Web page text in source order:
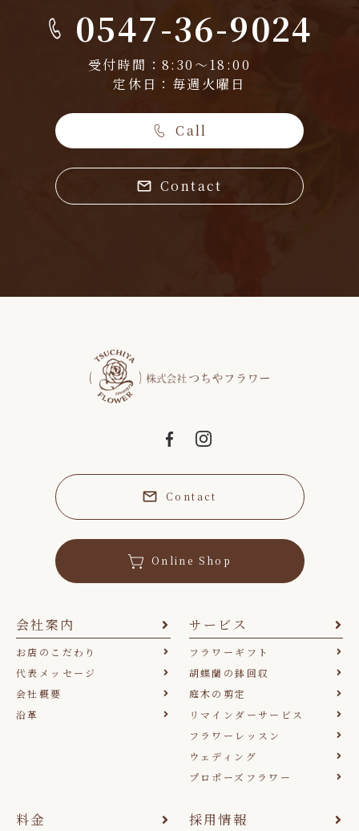
0547-36-9024
受付時間：8:30～18:00
定休日：毎週火曜日
Call
Contact
Contact
Online Shop
会社案内
お店のこだわり
代表メッセージ
会社概要
沿革
サービス
フラワーギフト
胡蝶蘭の鉢回収
庭木の剪定
リマインダーサービス
フラワーレッスン
ウェディング
プロポーズフラワー
料金 採用情報